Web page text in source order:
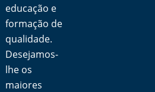
educação e
formação de
qualidade.
Desejamos-
lhe os
maiores